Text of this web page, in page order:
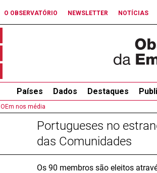
O OBSERVATÓRIO NEWSLETTER NOTÍCIAS
Países Dados Destaques
OEm nos média
Portugueses no
das Comunidades
Os 90 membros são eleitos